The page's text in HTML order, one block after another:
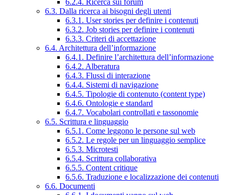
6.2.4. Ricerca sui forum
6.3. Dalla ricerca ai bisogni degli utenti
6.3.1. User stories per definire i contenuti
6.3.2. Job stories per definire i contenuti
6.3.3. Criteri di accettazione
6.4. Architettura dell’informazione
6.4.1. Definire l’architettura dell’informazione
6.4.2. Alberatura
6.4.3. Flussi di interazione
6.4.4. Sistemi di navigazione
6.4.5. Tipologie di contenuto (content type)
6.4.6. Ontologie e standard
6.4.7. Vocabolari controllati e tassonomie
6.5. Scrittura e linguaggio
6.5.1. Come leggono le persone sul web
6.5.2. Le regole per un linguaggio semplice
6.5.3. Microtesti
6.5.4. Scrittura collaborativa
6.5.5. Content critique
6.5.6. Traduzione e localizzazione dei contenuti
6.6. Documenti